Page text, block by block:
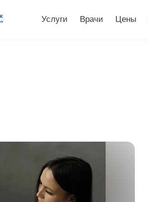
Услуги Врачи Цены